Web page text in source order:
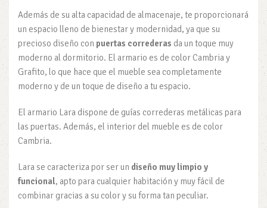
Además de su alta capacidad de almacenaje, te proporcionará
un espacio lleno de bienestar y modernidad, ya que su
precioso diseño con puertas correderas da un toque muy
moderno al dormitorio. El armario es de color Cambria y
Grafito, lo que hace que el mueble sea completamente
moderno y de un toque de diseño a tu espacio.
El armario Lara dispone de guías correderas metálicas para
las puertas. Además, el interior del mueble es de color
Cambria.
Lara se caracteriza por ser un diseño muy limpio y
funcional, apto para cualquier habitación y muy fácil de
combinar gracias a su color y su forma tan peculiar.